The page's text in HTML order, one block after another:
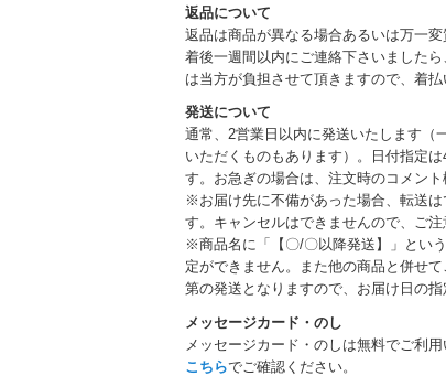
返品について
返品は商品が異なる場合あるいは万一
着後一週間以内にご連絡下さいました
は当方が負担させて頂きますので、着払
発送について
通常、2営業日以内に発送いたします（
いただくものもあります）。日付指定
す。お急ぎの場合は、注文時のコメント
※お届け先に不備があった場合、転送
す。キャンセルはできませんので、ご注
※商品名に「【〇/〇以降発送】」とい
定ができません。また他の商品と併せ
第の発送となりますので、お届け日の指
メッセージカード・のし
メッセージカード・のしは無料でご利用
こちらでご確認ください。